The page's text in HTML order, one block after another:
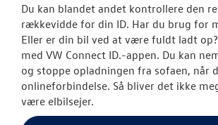
Du kan blandet andet kontrollere den
rækkevidde for din ID. Har du brug for
Eller er din bil ved at være fuldt ladt
med VW Connect ID.-appen. Du kan
og stoppe opladningen fra sofaen, når
onlineforbindelse. Så bliver det ikke
være elbilsejer.